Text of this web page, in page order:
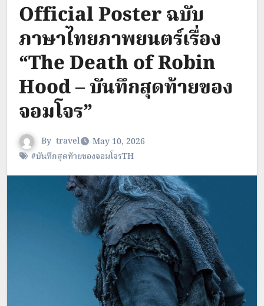
Official Poster ฉบับ
ภาษาไทยภาพยนตร์เรื่อง
“The Death of Robin
Hood – บันทึกสุดท้ายของ
จอมโจร”
By travel
May 10, 2026
#บันทึกสุดท้ายของจอมโจรTH